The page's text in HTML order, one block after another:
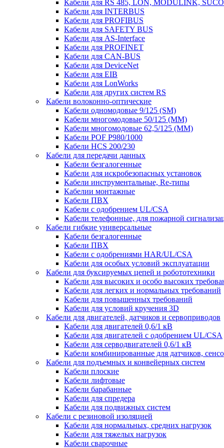
Кабели для RS 485, LON, MODULINK,
Кабели для INTERBUS
Кабели для PROFIBUS
Кабели для SAFETY BUS
Кабели для AS-Interface
Кабели для PROFINET
Кабели для CAN-BUS
Кабели для DeviceNet
Кабели для EIB
Кабели для LonWorks
Кабели для других систем RS
Кабели волоконно-оптические
Кабели одномодовые 9/125 (SM)
Кабели многомодовые 50/125 (ММ)
Кабели многомодовые 62,5/125 (ММ)
Кабели POF P980/1000
Кабели HCS 200/230
Кабели для передачи данных
Кабели безгалогенные
Кабели для искробезопасных установок
Кабели инструментальные, Re-типы
Кабелии монтажные
Кабели ПВХ
Кабели с одобрением UL/CSA
Кабели телефонные, для пожарной
Кабели гибкие универсальные
Кабели безгалогенные
Кабели ПВХ
Кабели с одобрениями HAR/UL/CSA
Кабели для особых условий эксплуатации
Кабели для буксируемых цепей и робототехники
Кабели для высоких и особо высоких
Кабели для легких и нормальных требований
Кабели для повышенных требований
Кабели для условий кручения 3D
Кабели для двигателей, датчиков и сервоприводов
Кабели для двигателей 0,6/1 кВ
Кабели для двигателей с одобрением UL/CSA
Кабели для серводвигателей 0,6/1 кВ
Кабели комбинированные для датчиков,
Кабели для подъемных и конвейерных систем
Кабели плоские
Кабели лифтовые
Кабели барабанные
Кабели для спредера
Кабели для подвижных систем
Кабели с резиновой изоляцией
Кабели для нормальных, средних нагрузок
Кабели для тяжелых нагрузок
Кабели сварочные